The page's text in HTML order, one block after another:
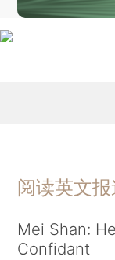
阅读英文报
Mei Shan:
Confidant